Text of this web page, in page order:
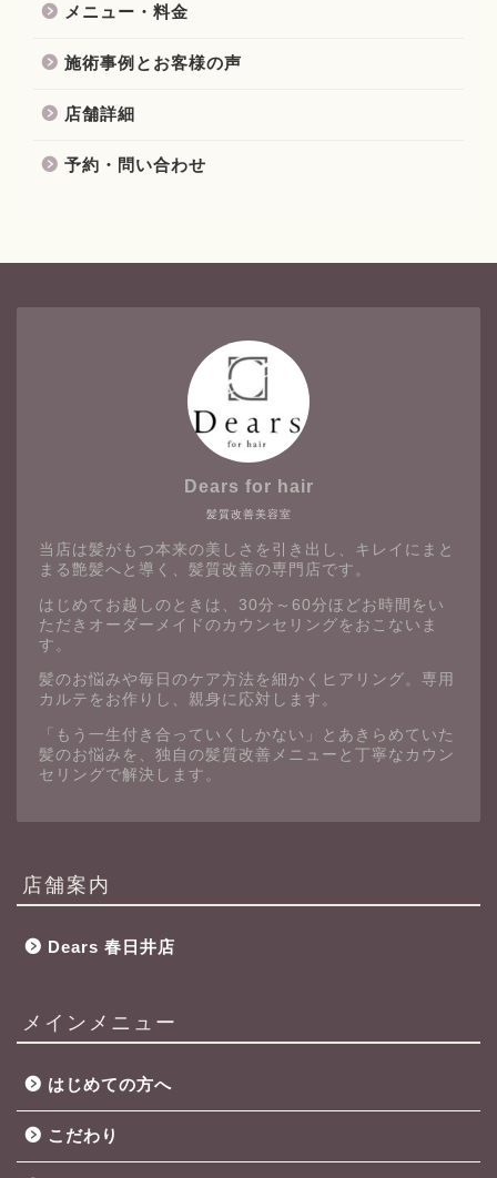
メニュー・料金
施術事例とお客様の声
店舗詳細
予約・問い合わせ
髪質改善美容室
Dears for hair
当店は髪がもつ本来の美しさを引き出し、キレイにまと
まる艶髪へと導く、髪質改善の専門店です。
はじめてお越しのときは、30分～60分ほどお時間をい
ただきオーダーメイドのカウンセリングをおこないま
す。
髪のお悩みや毎日のケア方法を細かくヒアリング。専用
カルテをお作りし、親身に応対します。
「もう一生付き合っていくしかない」とあきらめていた
髪のお悩みを、独自の髪質改善メニューと丁寧なカウン
セリングで解決します。
店舗案内
Dears 春日井店
メインメニュー
はじめての方へ
こだわり